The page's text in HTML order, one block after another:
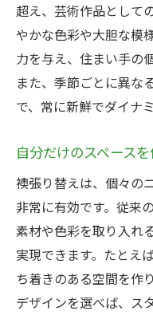
超え、芸術作品として
やかな色彩や大胆な模
力を与え、住まい手の
また、季節ごとに異な
で、常に新鮮でダイナ
自分だけのスペース
襖張り替えは、個々の
非常に有効です。従来
素材や色彩を取り入れ
実現できます。たとえ
ち着きのある空間を作
デザインを選べば、ス